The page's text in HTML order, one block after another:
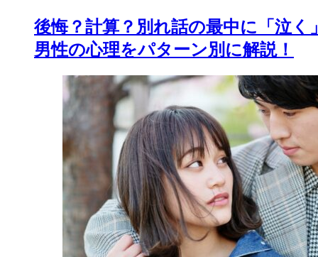
後悔？計算？別れ話の最中に「泣く
男性の心理をパターン別に解説！